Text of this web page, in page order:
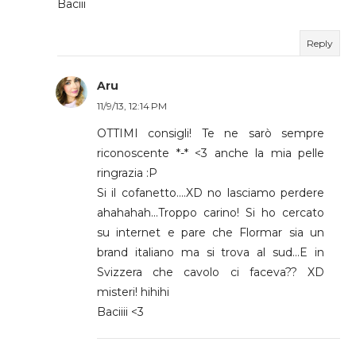
Baciii
Reply
Aru
11/9/13, 12:14 PM
OTTIMI consigli! Te ne sarò sempre
riconoscente *-* <3 anche la mia pelle
ringrazia :P
Si il cofanetto....XD no lasciamo perdere
ahahahah...Troppo carino! Si ho cercato
su internet e pare che Flormar sia un
brand italiano ma si trova al sud...E in
Svizzera che cavolo ci faceva?? XD
misteri! hihihi
Baciiii <3